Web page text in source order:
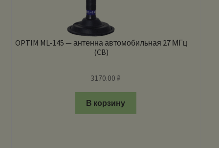
OPTIM ML-145 — антенна автомобильная 27 МГц
(CB)
3170.00₽
В корзину